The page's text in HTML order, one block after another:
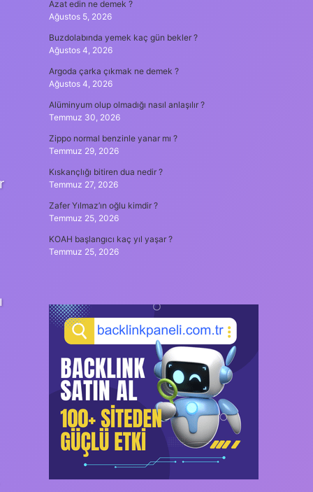
Azat edin ne demek ?
Ağustos 5, 2026
Buzdolabında yemek kaç gün bekler ?
Ağustos 4, 2026
Argoda çarka çıkmak ne demek ?
Ağustos 4, 2026
Alüminyum olup olmadığı nasıl anlaşılır ?
Temmuz 30, 2026
Zippo normal benzinle yanar mı ?
Temmuz 29, 2026
Kıskançlığı bitiren dua nedir ?
Temmuz 27, 2026
Zafer Yılmaz’ın oğlu kimdir ?
Temmuz 25, 2026
KOAH başlangıcı kaç yıl yaşar ?
Temmuz 25, 2026